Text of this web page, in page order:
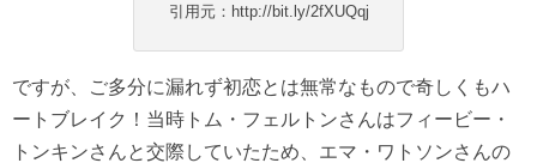
引用元：http://bit.ly/2fXUQqj
ですが、ご多分に漏れず初恋とは無常なもので奇しくもハ
ートブレイク！当時トム・フェルトンさんはフィービー・
トンキンさんと交際していたため、エマ・ワトソンさんの